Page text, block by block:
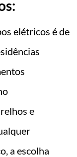
elétricos é de
e
a escolha